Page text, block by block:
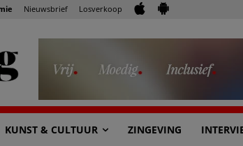
Nieuwsbrief Losverkoop
KUNST & CULTUUR ZINGEVING